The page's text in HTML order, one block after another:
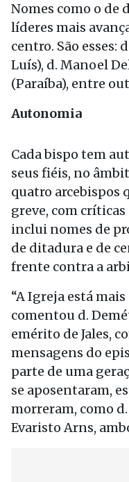
Nomes como o de
líderes mais
centro. São esses:
Luís), d. Manoel
(Paraíba), entre
Autonomia
Cada bispo tem
seus fiéis, no
quatro arcebispos
greve, com
inclui nomes de
de ditadura e de
frente contra a
“A Igreja está
comentou d.
emérito de Jales,
mensagens do
parte de uma
se aposentaram,
morreram, como
Evaristo Arns,